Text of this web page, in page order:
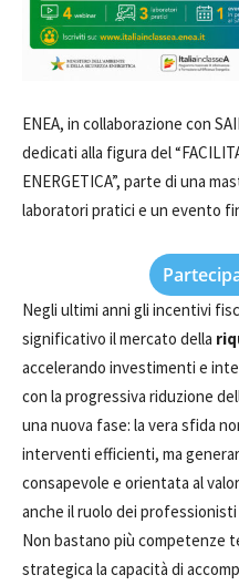
ENEA, in collaborazione con
dedicati alla figura del
ENERGETICA”, parte di una
laboratori pratici e un evento
Negli ultimi anni gli incentivi
significativo il mercato della
accelerando investimenti e
con la progressiva riduzione
una nuova fase: la vera sfida
interventi efficienti, ma
consapevole e orientata al
anche il ruolo dei
Non bastano più competenze
strategica la capacità di